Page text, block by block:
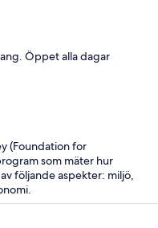
Öppet alla dagar
(Foundation for
som mäter hur
följande aspekter: miljö,